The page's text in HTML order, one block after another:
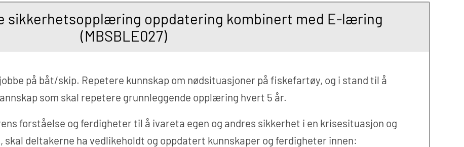
sikkerhetsopplæring oppdatering kombinert med E-læring
(MBSBLE027)
på båt/skip. Repetere kunnskap om nødsituasjoner på fiskefartøy, og i stand til å
som skal repetere grunnleggende opplæring hvert 5 år.
forståelse og ferdigheter til å ivareta egen og andres sikkerhet i en krisesituasjon og
deltakerne ha vedlikeholdt og oppdatert kunnskaper og ferdigheter innen: